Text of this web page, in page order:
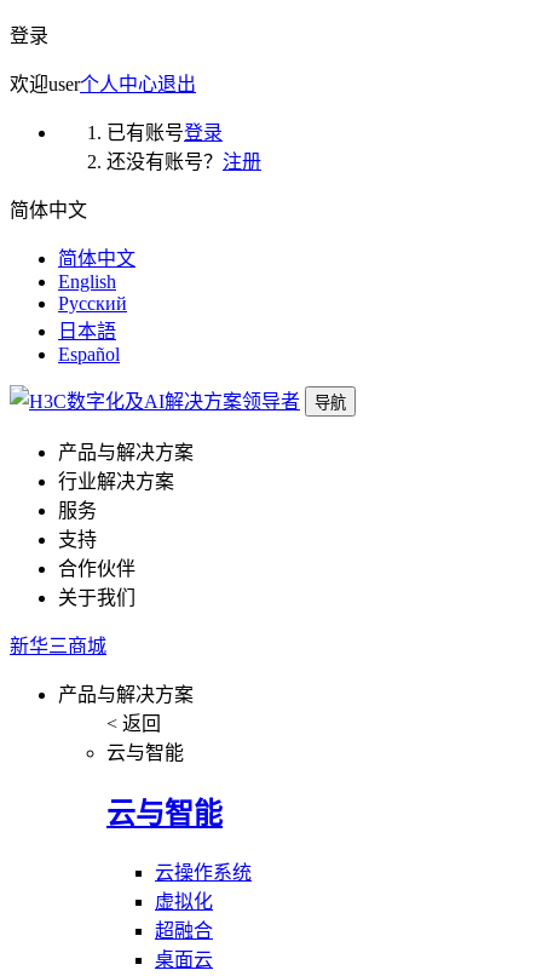
登录
欢迎user个人中心退出
已有账号登录
还没有账号？ 注册
简体中文
简体中文
English
Русский
日本語
Español
导航
产品与解决方案
行业解决方案
服务
支持
合作伙伴
关于我们
新华三商城
产品与解决方案
< 返回
云与智能
云与智能
云操作系统
虚拟化
超融合
桌面云